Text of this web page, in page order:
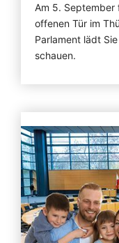
Am 5.
offenen Tür im
Parlament lädt
schauen.